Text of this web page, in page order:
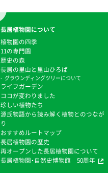
長居植物園について
植物園の四季
11の専門園
歴史の森
⻑居の里山と里山ひろば
グラウンディングツリーについて
ライフガーデン
ココが変わりました
珍しい植物たち
源氏物語から読み解く植物とのつなが
り
おすすめルートマップ
⻑居植物園の歴史
再オープンした長居植物園について
長居植物園・自然史博物館 50周年